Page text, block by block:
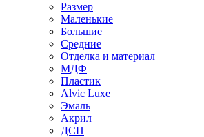
Размер
Маленькие
Большие
Средние
Отделка и материал
МДФ
Пластик
Alvic Luxe
Эмаль
Акрил
ДСП